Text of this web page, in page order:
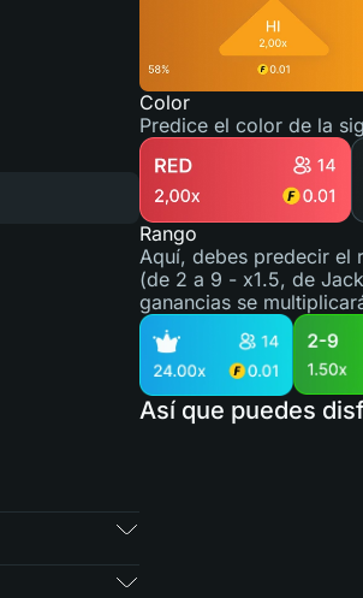
Color
Predice el color de la
Rango
Aquí, debes predecir el
(de 2 a 9 - x1.5, de
ganancias se
Así que puedes